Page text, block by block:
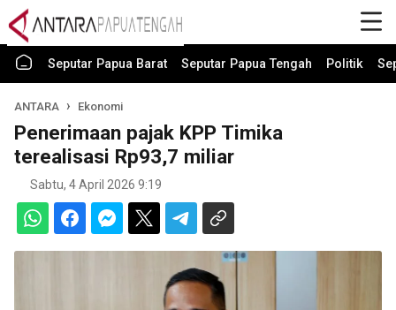
Seputar Papua Barat Seputar Papua Tengah Politik
ANTARA Ekonomi
Penerimaan pajak KPP Timika
terealisasi Rp93,7 miliar
Sabtu, 4 April 2026 9:19